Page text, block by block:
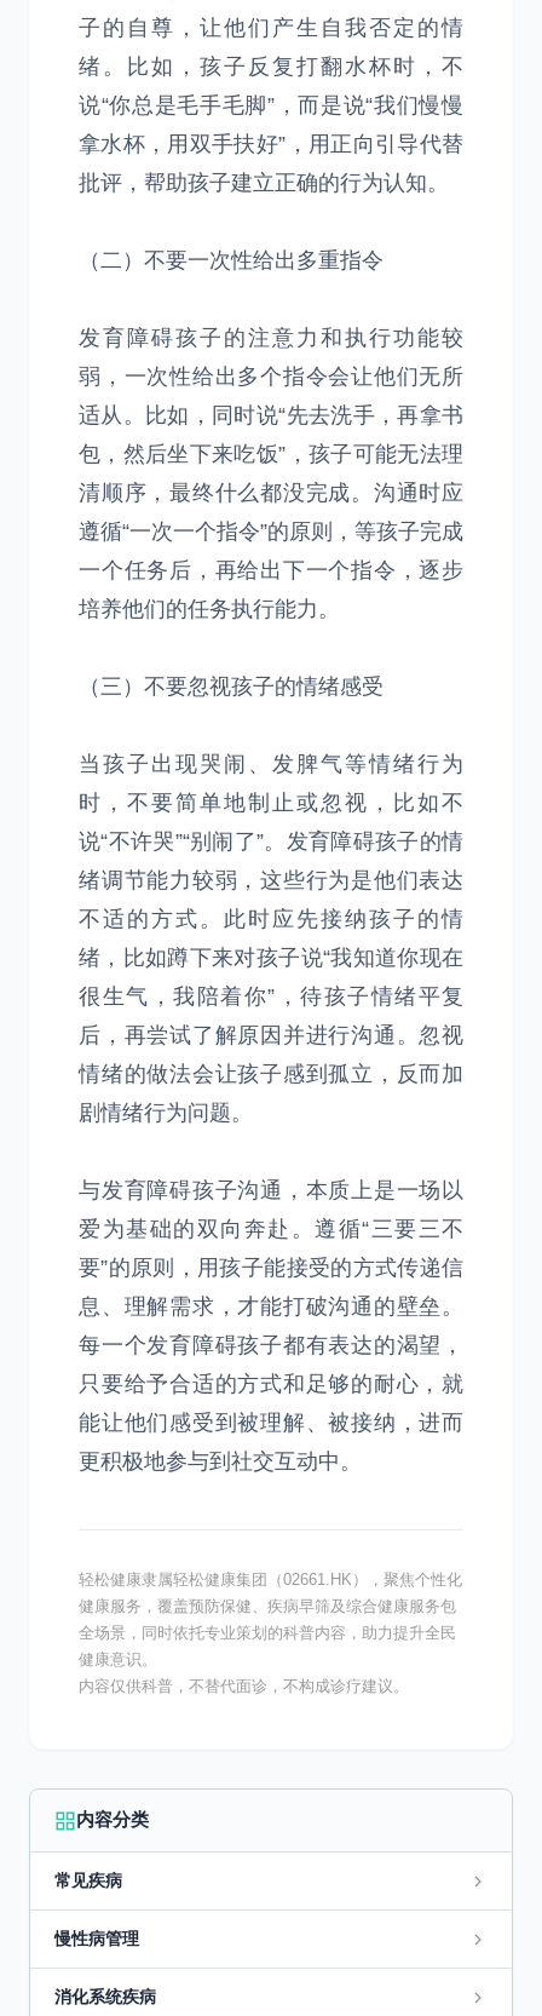
子的自尊，让他们产生自我否定的情
绪。比如，孩子反复打翻水杯时，不
说“你总是毛手毛脚”，而是说“我们慢慢
拿水杯，用双手扶好”，用正向引导代替
批评，帮助孩子建立正确的行为认知。
（二）不要一次性给出多重指令
发育障碍孩子的注意力和执行功能较
弱，一次性给出多个指令会让他们无所
适从。比如，同时说“先去洗手，再拿书
包，然后坐下来吃饭”，孩子可能无法理
清顺序，最终什么都没完成。沟通时应
遵循“一次一个指令”的原则，等孩子完成
一个任务后，再给出下一个指令，逐步
培养他们的任务执行能力。
（三）不要忽视孩子的情绪感受
当孩子出现哭闹、发脾气等情绪行为
时，不要简单地制止或忽视，比如不
说“不许哭”“别闹了”。发育障碍孩子的情
绪调节能力较弱，这些行为是他们表达
不适的方式。此时应先接纳孩子的情
绪，比如蹲下来对孩子说“我知道你现在
很生气，我陪着你”，待孩子情绪平复
后，再尝试了解原因并进行沟通。忽视
情绪的做法会让孩子感到孤立，反而加
剧情绪行为问题。
与发育障碍孩子沟通，本质上是一场以
爱为基础的双向奔赴。遵循“三要三不
要”的原则，用孩子能接受的方式传递信
息、理解需求，才能打破沟通的壁垒。
每一个发育障碍孩子都有表达的渴望，
只要给予合适的方式和足够的耐心，就
能让他们感受到被理解、被接纳，进而
更积极地参与到社交互动中。
轻松健康隶属轻松健康集团（02661.HK），聚焦个性化
健康服务，覆盖预防保健、疾病早筛及综合健康服务包
全场景，同时依托专业策划的科普内容，助力提升全民
健康意识。
内容仅供科普，不替代面诊，不构成诊疗建议。
内容分类
常见疾病
慢性病管理
消化系统疾病